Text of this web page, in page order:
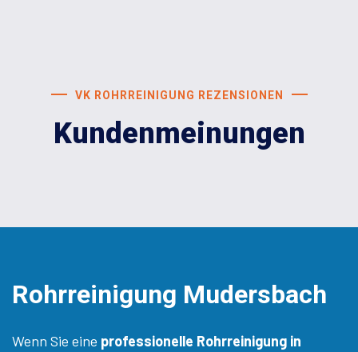
VK ROHRREINIGUNG REZENSIONEN
Kundenmeinungen
Rohrreinigung Mudersbach
Wenn Sie eine professionelle Rohrreinigung in